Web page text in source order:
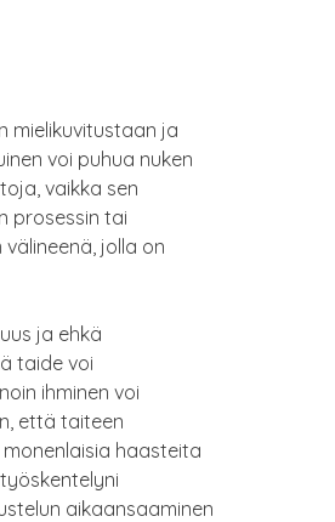
mielikuvitustaan ja
voi puhua nuken
vaikka sen
prosessin tai
jolla on
ja ehkä
taide voi
ihminen voi
että taiteen
haasteita
aikaansaaminen